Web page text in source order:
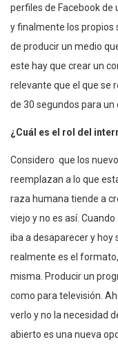
perfiles de Facebook de
y finalmente los propios
de producir un medio
este hay que crear un
relevante que el que se
de 30 segundos para un
¿Cuál es el rol del
Considero que los
reemplazan a lo que
raza humana tiende a
viejo y no es así.
iba a desaparecer y hoy
realmente es el
misma. Producir un
como para televisión.
verlo y no la necesidad
abierto es una nueva